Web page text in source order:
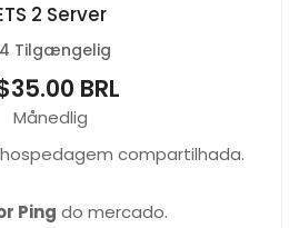
2 Server
Tilgængelig
BRL
Månedlig
hospedagem compartilhada.
Ping do mercado.